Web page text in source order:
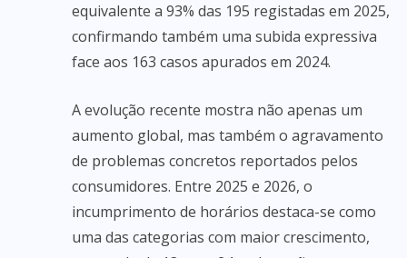
equivalente a 93% das 195 registadas em 2025,
confirmando também uma subida expressiva
face aos 163 casos apurados em 2024.
A evolução recente mostra não apenas um
aumento global, mas também o agravamento
de problemas concretos reportados pelos
consumidores. Entre 2025 e 2026, o
incumprimento de horários destaca-se como
uma das categorias com maior crescimento,